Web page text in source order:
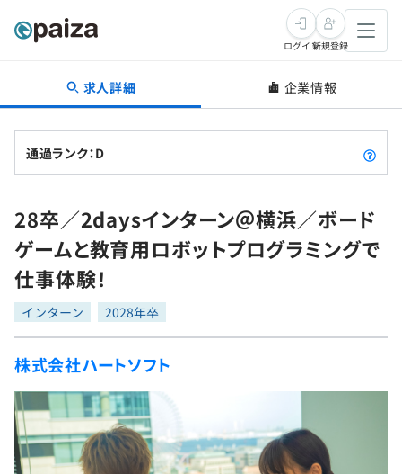
転職・キャリア
転職成功ガイド
転職エージェント
インタビュー
転職成功ガイド
新卒就活
求人検索
本選考
インターン
新卒エージェント
イベント・セミナー
インタビュー
学習
問題集
4択課題
ナレッジ
リファレンス
プログラミング言語
評価結果一覧
再チャレンジ結果一覧
ゲーム・マンガ
Tech Team Journal
paiza times
paizaとは？
ログイン新規登録
求人詳細 企業情報
通過ランク：D
28卒／2daysインターン＠横浜／ボード
ゲームと教育用ロボットプログラミングで
仕事体験！
インターン 2028年卒
株式会社ハートソフト